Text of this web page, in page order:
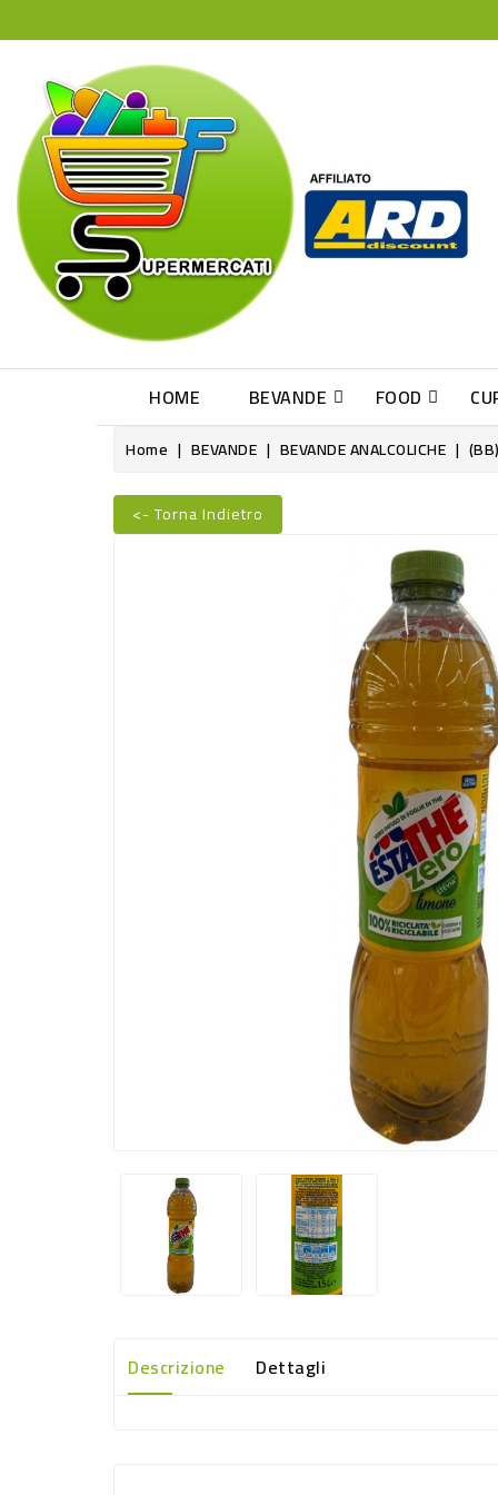
HOME BEVANDE FOOD
Home BEVANDE BEVANDE ANALCOLICHE
<- Torna Indietro
Descrizione Dettagli